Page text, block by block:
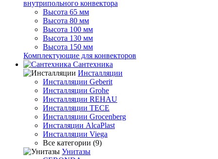
внутрипольного конвектора
Высота 65 мм
Высота 80 мм
Высота 100 мм
Высота 130 мм
Высота 150 мм
Комплектующие для конвекторов
Сантехника
Инсталляции
Инсталляции Geberit
Инсталляции Grohe
Инсталляции REHAU
Инсталляции TECE
Инсталляции Grocenberg
Инсталяции AlcaPlast
Инсталляции Viega
Все категории (9)
Унитазы